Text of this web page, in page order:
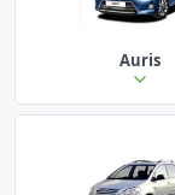
Auris